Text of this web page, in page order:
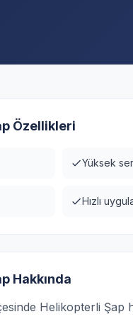
Özellikleri
Yüksek
Hızlı
Hakkında
Helikopterli Şap